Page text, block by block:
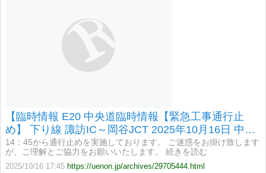
【臨時情報 E20 中央道臨時情報【緊急工事通行止
め】 下り線 諏訪IC～岡谷JCT 2025年10月16日 中央
道 下り線 諏訪IC～岡谷JCT間において、緊急工事】
14：45から通行止めを実施しております。 ご迷惑をお掛け致します
が、ご理解とご協力をお願いいたします。 続きを読む
2025/10/16 17:45 https://uenon.jp/archives/29705444.html